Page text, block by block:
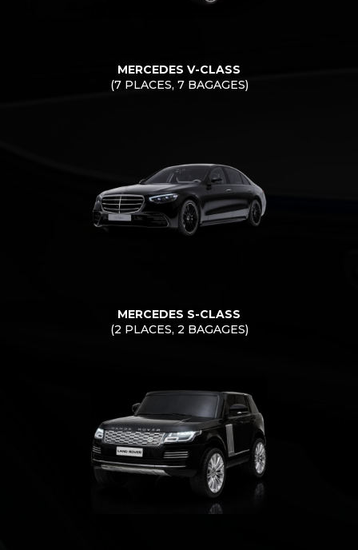
MERCEDES V-CLASS
(7 PLACES, 7 BAGAGES)
MERCEDES S-CLASS
(2 PLACES, 2 BAGAGES)